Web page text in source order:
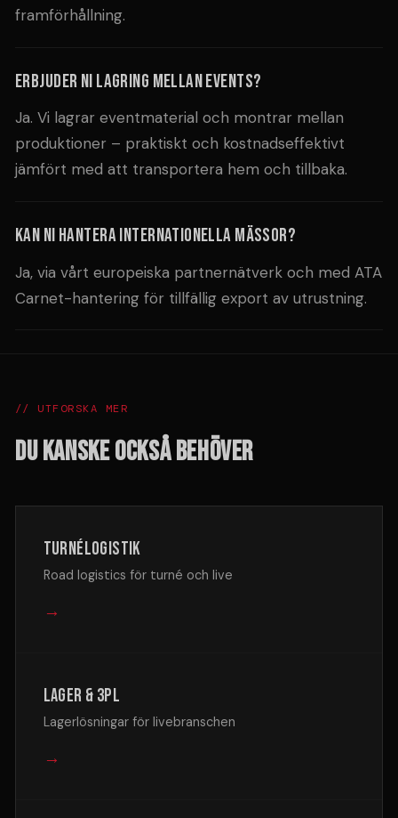
framförhållning.
Erbjuder ni lagring mellan events?
Ja. Vi lagrar eventmaterial och montrar mellan
produktioner – praktiskt och kostnadseffektivt
jämfört med att transportera hem och tillbaka.
Kan ni hantera internationella mässor?
Ja, via vårt europeiska partnernätverk och med ATA
Carnet-hantering för tillfällig export av utrustning.
// UTFORSKA MER
DU KANSKE OCKSÅ BEHÖVER
Turnélogistik
Road logistics för turné och live
→
Lager & 3PL
Lagerlösningar för livebranschen
→